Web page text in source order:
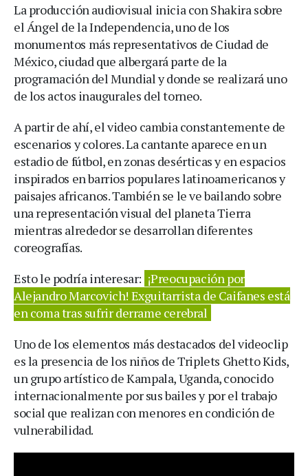
La producción audiovisual inicia con Shakira sobre
el Ángel de la Independencia, uno de los
monumentos más representativos de Ciudad de
México, ciudad que albergará parte de la
programación del Mundial y donde se realizará uno
de los actos inaugurales del torneo.
A partir de ahí, el video cambia constantemente de
escenarios y colores. La cantante aparece en un
estadio de fútbol, en zonas desérticas y en espacios
inspirados en barrios populares latinoamericanos y
paisajes africanos. También se le ve bailando sobre
una representación visual del planeta Tierra
mientras alrededor se desarrollan diferentes
coreografías.
Esto le podría interesar: ¡Preocupación por
Alejandro Marcovich! Exguitarrista de Caifanes está
en coma tras sufrir derrame cerebral
Uno de los elementos más destacados del videoclip
es la presencia de los niños de Triplets Ghetto Kids,
un grupo artístico de Kampala, Uganda, conocido
internacionalmente por sus bailes y por el trabajo
social que realizan con menores en condición de
vulnerabilidad.